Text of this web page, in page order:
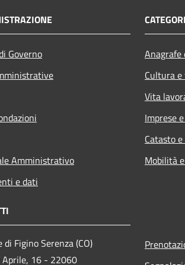
Governo
Amministrativo
e dati
Cultura
Vita
Imprese
Catasto
Mobilità
di Figino Serenza (CO)
Aprile, 16 - 22060